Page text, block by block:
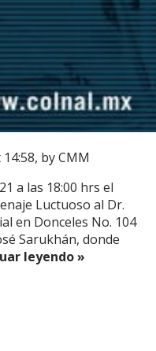
byCMM
a las 18:00 hrs el
Luctuoso al Dr.
en Donceles No. 104
Sarukhán, donde
leyendo »